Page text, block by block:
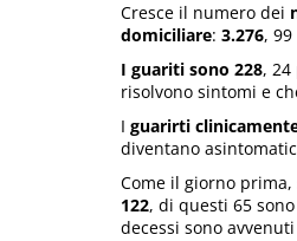
Cresce il numero dei
domiciliare: 3.276,
I guariti sono 228,
risolvono sintomi e
I guarirti
diventano
Come il giorno
122, di questi 65
decessi sono